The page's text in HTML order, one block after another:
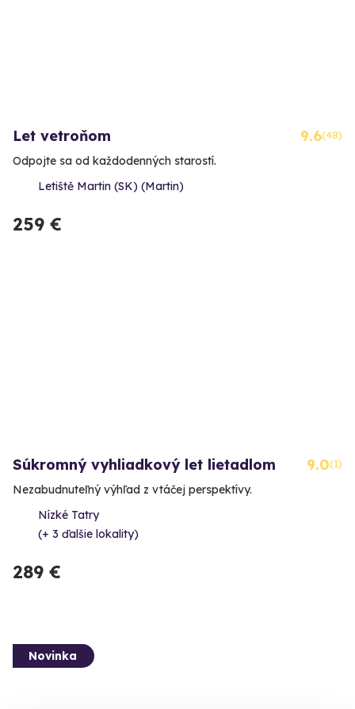
Let vetroňom 9.6(48)
Odpojte sa od každodenných starostí.
Letiště Martin (SK) (Martin)
259 €
Súkromný vyhliadkový let lietadlom 9.0(1)
Nezabudnuteľný výhľad z vtáčej perspektívy.
Nízké Tatry
(+ 3 ďalšie lokality)
289 €
Novinka